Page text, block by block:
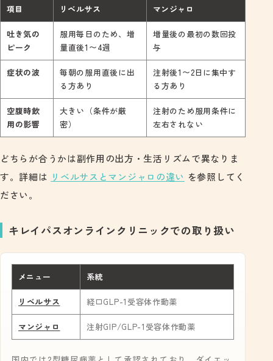
項目 リベルサス マンジャロ
吐き気の
ピーク
服用毎日のため、増
量直後1〜4週
増量後の最初の数回投
与
症状の波
毎朝の服用直後に出
る方あり
注射後1〜2日に集中す
る方あり
空腹時飲
用の影響
大きい（条件が厳
密）
注射のため服用条件に
左右されない
どちらが合うかは副作用の出方・生活リズムで異なりま
す。詳細は リベルサスとマンジャロの違い を参照してく
ださい。
キレイパスオンラインクリニックでの取り扱い
メニュー 系統
リベルサス 経口GLP-1受容体作動薬
マンジャロ 注射GIP/GLP-1受容体作動薬